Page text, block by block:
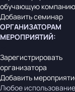
обучающую компанию
Добавить семинар
ОРГАНИЗАТОРАМ
МЕРОПРИЯТИЙ:
Зарегистрировать
организатора
Добавить
Любое